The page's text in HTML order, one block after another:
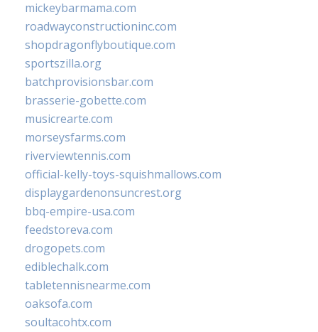
mickeybarmama.com
roadwayconstructioninc.com
shopdragonflyboutique.com
sportszilla.org
batchprovisionsbar.com
brasserie-gobette.com
musicrearte.com
morseysfarms.com
riverviewtennis.com
official-kelly-toys-squishmallows.com
displaygardenonsuncrest.org
bbq-empire-usa.com
feedstoreva.com
drogopets.com
ediblechalk.com
tabletennisnearme.com
oaksofa.com
soultacohtx.com